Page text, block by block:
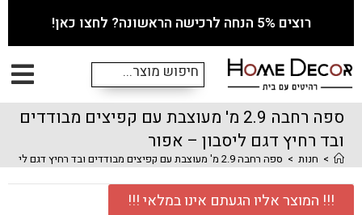
רוצים 5% הנחה לרכישה הראשונה? לחצו כאן!
ספה רחבה 2.9 מ' מעוצבת עם קפיצים מבודדים
ובד רחיץ דגם ליסבון – אפור
> חנות > ספה רחבה 2.9 מ' מעוצבת עם קפיצים מבודדים ובד רחיץ דגם ליסבון – אפור
!!! המוצר אליו הגעתם אינו במלאי !!!